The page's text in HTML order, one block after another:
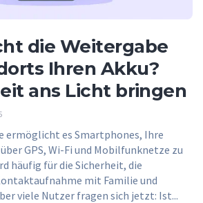
die Weitergabe
Ihren Akku?
ans Licht bringen
ermöglicht es Smartphones, Ihre
GPS, Wi-Fi und Mobilfunknetze zu
häufig für die Sicherheit, die
mit Familie und
viele Nutzer fragen sich jetzt: Ist...